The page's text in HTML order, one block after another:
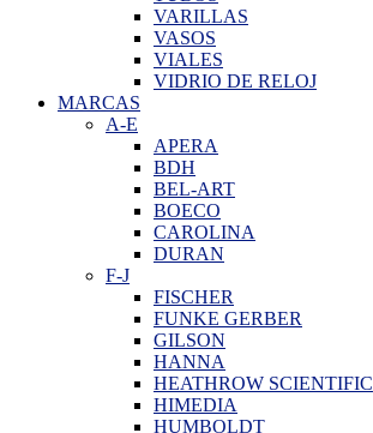
VARILLAS
VASOS
VIALES
VIDRIO DE RELOJ
MARCAS
A-E
APERA
BDH
BEL-ART
BOECO
CAROLINA
DURAN
F-J
FISCHER
FUNKE GERBER
GILSON
HANNA
HEATHROW SCIENTIFIC
HIMEDIA
HUMBOLDT